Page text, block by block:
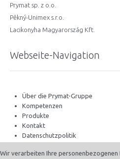
Prymat sp. z o.o.
Pěkný-Unimex s.r.o.
Lacikonyha Magyarország Kft.
Webseite-Navigation
Über die Prymat-Gruppe
Kompetenzen
Produkte
Kontakt
Datenschutzpolitik
Wir verarbeiten Ihre personenbezogenen